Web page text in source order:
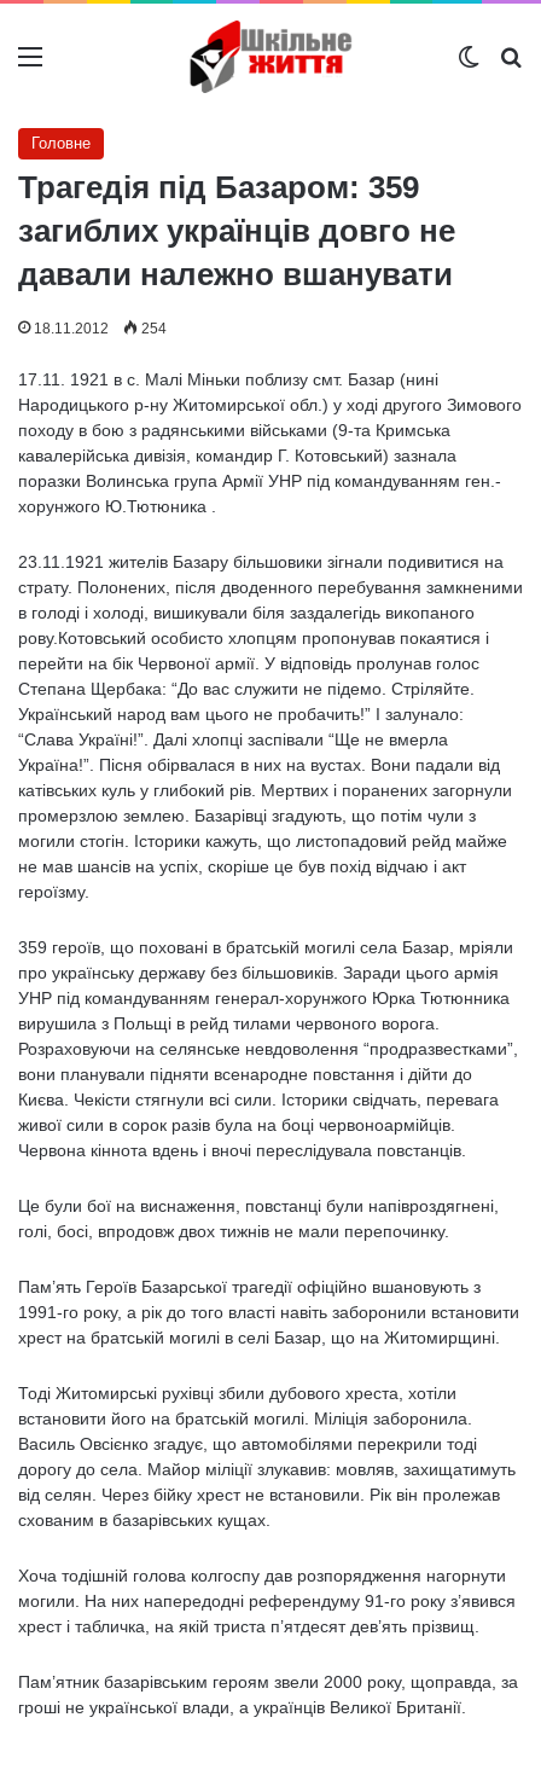
Меню
Головне
Трагедія під Базаром: 359
загиблих українців довго не
давали належно вшанувати
18.11.2012 254
17.11. 1921 в с. Малі Міньки поблизу смт. Базар (нині
Народицького р-ну Житомирської обл.) у ході другого Зимового
походу в бою з радянськими військами (9-та Кримська
кавалерійська дивізія, командир Г. Котовський) зазнала
поразки Волинська група Армії УНР під командуванням ген.-
хорунжого Ю.Тютюника .
23.11.1921 жителів Базару більшовики зігнали подивитися на
страту. Полонених, після дводенного перебування замкненими
в голоді і холоді, вишикували біля заздалегідь викопаного
рову.Котовський особисто хлопцям пропонував покаятися і
перейти на бік Червоної армії. У відповідь пролунав голос
Степана Щербака: “До вас служити не підемо. Стріляйте.
Український народ вам цього не пробачить!” І залунало:
“Слава Україні!”. Далі хлопці заспівали “Ще не вмерла
Україна!”. Пісня обірвалася в них на вустах. Вони падали від
катівських куль у глибокий рів. Мертвих і поранених загорнули
промерзлою землею. Базарівці згадують, що потім чули з
могили стогін. Історики кажуть, що листопадовий рейд майже
не мав шансів на успіх, скоріше це був похід відчаю і акт
героїзму.
359 героїв, що поховані в братській могилі села Базар, мріяли
про українську державу без більшовиків. Заради цього армія
УНР під командуванням генерал-хорунжого Юрка Тютюнника
вирушила з Польщі в рейд тилами червоного ворога.
Розраховуючи на селянське невдоволення “продразвестками”,
вони планували підняти всенародне повстання і дійти до
Києва. Чекісти стягнули всі сили. Історики свідчать, перевага
живої сили в сорок разів була на боці червоноармійців.
Червона кіннота вдень і вночі переслідувала повстанців.
Це були бої на виснаження, повстанці були напівроздягнені,
голі, босі, впродовж двох тижнів не мали перепочинку.
Пам’ять Героїв Базарської трагедії офіційно вшановують з
1991-го року, а рік до того власті навіть заборонили встановити
хрест на братській могилі в селі Базар, що на Житомирщині.
Тоді Житомирські рухівці збили дубового хреста, хотіли
встановити його на братській могилі. Міліція заборонила.
Василь Овсієнко згадує, що автомобілями перекрили тоді
дорогу до села. Майор міліції злукавив: мовляв, захищатимуть
від селян. Через бійку хрест не встановили. Рік він пролежав
схованим в базарівських кущах.
Хоча тодішній голова колгоспу дав розпорядження нагорнути
могили. На них напередодні референдуму 91-го року з’явився
хрест і табличка, на якій триста п’ятдесят дев’ять прізвищ.
Пам’ятник базарівським героям звели 2000 року, щоправда, за
гроші не української влади, а українців Великої Британії.